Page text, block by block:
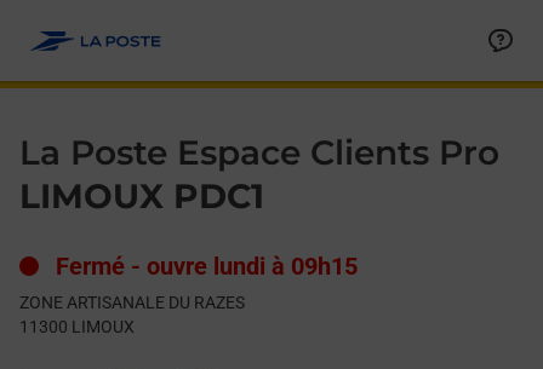
La Poste Espace Clients Pro
LIMOUX PDC1
Fermé - ouvre lundi à 09h15
ZONE ARTISANALE DU RAZES
11300 LIMOUX